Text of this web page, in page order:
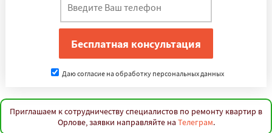
Даю согласие на обработку персональных данных
Приглашаем к сотрудничеству специалистов по ремонту квартир в
Орлове, заявки направляйте на Телеграм.